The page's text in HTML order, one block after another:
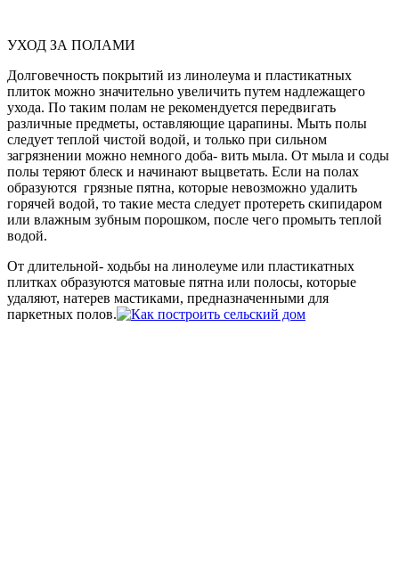
УХОД ЗА ПОЛАМИ
Долговечность покрытий из линолеума и пластикатных
плиток можно значительно увеличить путем надлежащего
ухода. По таким полам не рекомендуется передвигать
различные предметы, оставляющие царапины. Мыть полы
следует теплой чистой водой, и только при сильном
загрязнении можно немного доба- вить мыла. От мыла и соды
полы теряют блеск и начинают выцветать. Если на полах
образуются грязные пятна, которые невозможно удалить
горячей водой, то такие места следует протереть скипидаром
или влажным зубным порошком, после чего промыть теплой
водой.
От длительной- ходьбы на линолеуме или пластикатных
плитках образуются матовые пятна или полосы, которые
удаляют, натерев мастиками, предназначенными для
паркетных полов.